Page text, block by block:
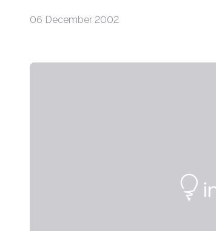
06 December 2002